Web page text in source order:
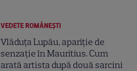
VEDETE ROMÂNEŞTI
Vlăduța Lupău, apariție de
senzație în Mauritius. Cum
arată artista după două sarcini